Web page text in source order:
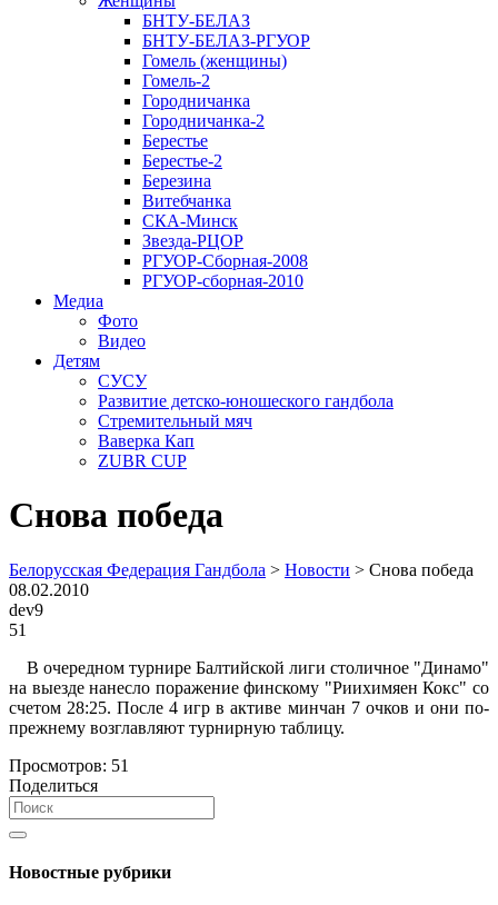
БНТУ-БЕЛАЗ
БНТУ-БЕЛАЗ-РГУОР
Гомель (женщины)
Гомель-2
Городничанка
Городничанка-2
Берестье
Берестье-2
Березина
Витебчанка
СКА-Минск
Звезда-РЦОР
РГУОР-Сборная-2008
РГУОР-сборная-2010
Медиа
Фото
Видео
Детям
СУСУ
Развитие детско-юношеского гандбола
Стремительный мяч
Ваверка Кап
ZUBR CUP
Снова победа
Белорусская Федерация Гандбола > Новости > Снова победа
08.02.2010
dev9
51
В очередном турнире Балтийской лиги столичное "Динамо"
на выезде нанесло поражение финскому "Риихимяен Кокс" со
счетом 28:25. После 4 игр в активе минчан 7 очков и они по-
прежнему возглавляют турнирную таблицу.
Просмотров: 51
Поделиться
Новостные рубрики